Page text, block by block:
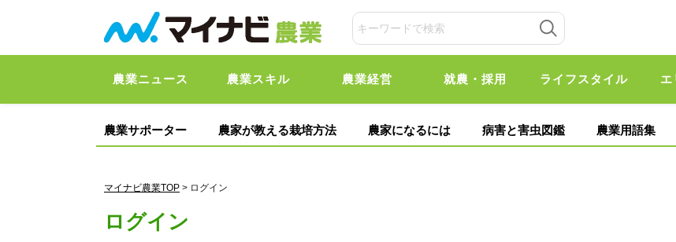
農業ニュース 農業スキル 農業経営 就農・採用 ライフスタイル エ
農業サポーター 農家が教える栽培方法 農家になるには 病害と害虫図鑑 農業用語集
マイナビ農業TOP > ログイン
ログイン